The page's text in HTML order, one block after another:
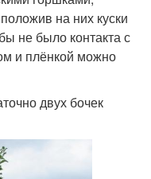
на них куски
не было контакта с
и плёнкой можно
двух бочек